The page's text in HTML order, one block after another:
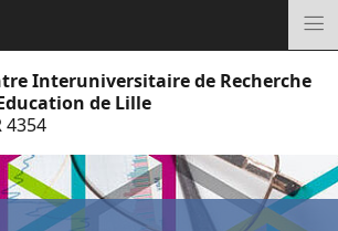
Interuniversitaire de Recherche
de Lille
4354
panel